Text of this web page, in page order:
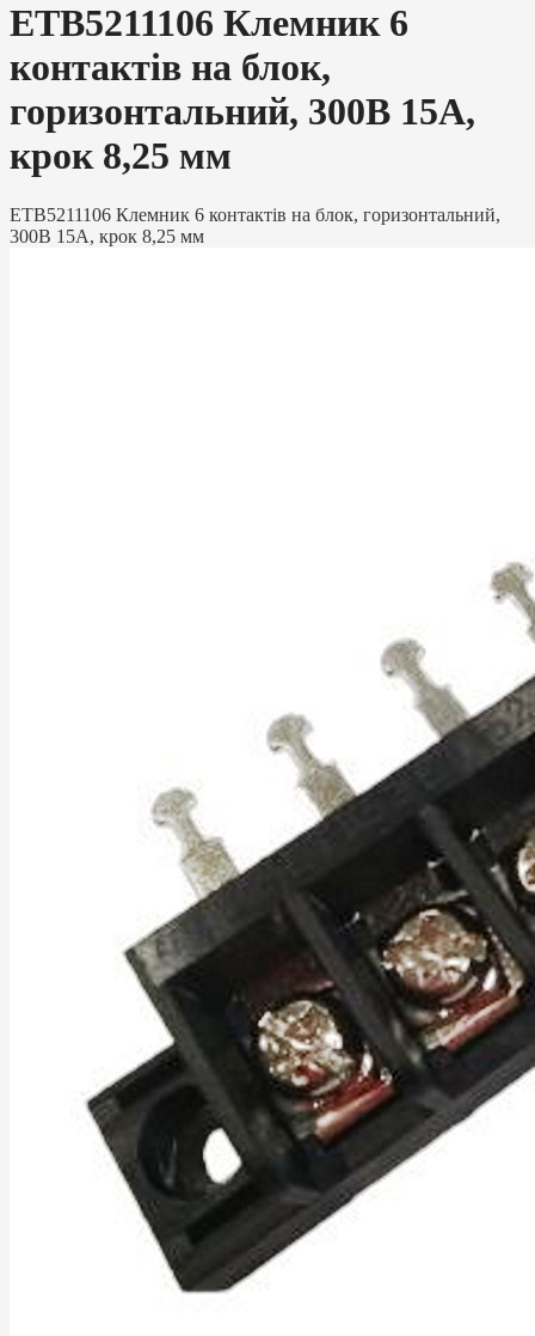
ETB5211106 Клемник 6
контактів на блок,
горизонтальний, 300В 15А,
крок 8,25 мм
ETB5211106 Клемник 6 контактів на блок, горизонтальний,
300В 15А, крок 8,25 мм